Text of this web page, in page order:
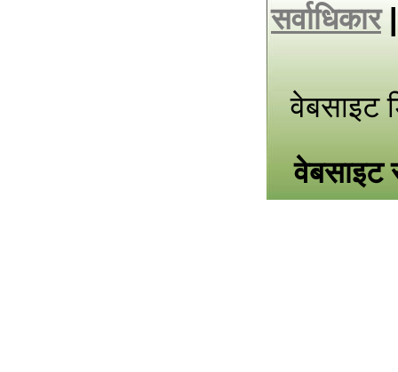
सर्वाधिकार
वेबसाइट
वेबसाइट